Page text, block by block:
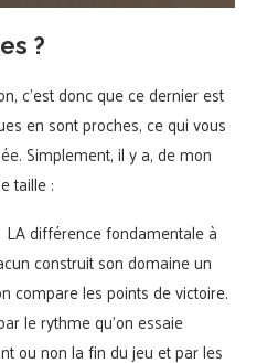
?
c’est donc que ce dernier est
en sont proches, ce qui vous
Simplement, il y a, de mon
taille :
différence fondamentale à
construit son domaine un
compare les points de victoire.
le rythme qu’on essaie
ou non la fin du jeu et par les